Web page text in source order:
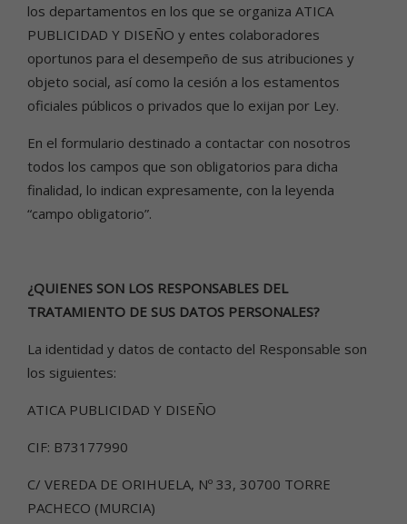
los departamentos en los que se organiza ATICA
PUBLICIDAD Y DISEÑO y entes colaboradores
oportunos para el desempeño de sus atribuciones y
objeto social, así como la cesión a los estamentos
oficiales públicos o privados que lo exijan por Ley.
En el formulario destinado a contactar con nosotros
todos los campos que son obligatorios para dicha
finalidad, lo indican expresamente, con la leyenda
“campo obligatorio”.
¿QUIENES SON LOS RESPONSABLES DEL
TRATAMIENTO DE SUS DATOS PERSONALES?
La identidad y datos de contacto del Responsable son
los siguientes:
ATICA PUBLICIDAD Y DISEÑO
CIF: B73177990
C/ VEREDA DE ORIHUELA, Nº 33, 30700 TORRE
PACHECO (MURCIA)